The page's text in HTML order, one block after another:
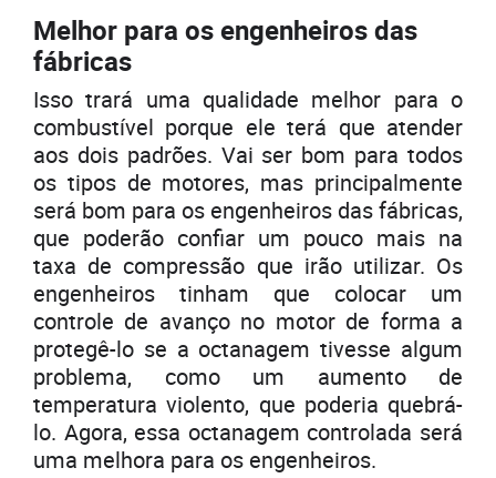
Melhor para os engenheiros das
fábricas
Isso trará uma qualidade melhor para o
combustível porque ele terá que atender
aos dois padrões. Vai ser bom para todos
os tipos de motores, mas principalmente
será bom para os engenheiros das fábricas,
que poderão confiar um pouco mais na
taxa de compressão que irão utilizar. Os
engenheiros tinham que colocar um
controle de avanço no motor de forma a
protegê-lo se a octanagem tivesse algum
problema, como um aumento de
temperatura violento, que poderia quebrá-
lo. Agora, essa octanagem controlada será
uma melhora para os engenheiros.